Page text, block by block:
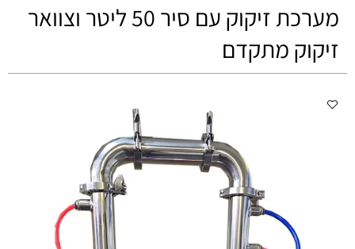
מערכת זיקוק עם סיר 50 ליטר וצוואר
זיקוק מתקדם